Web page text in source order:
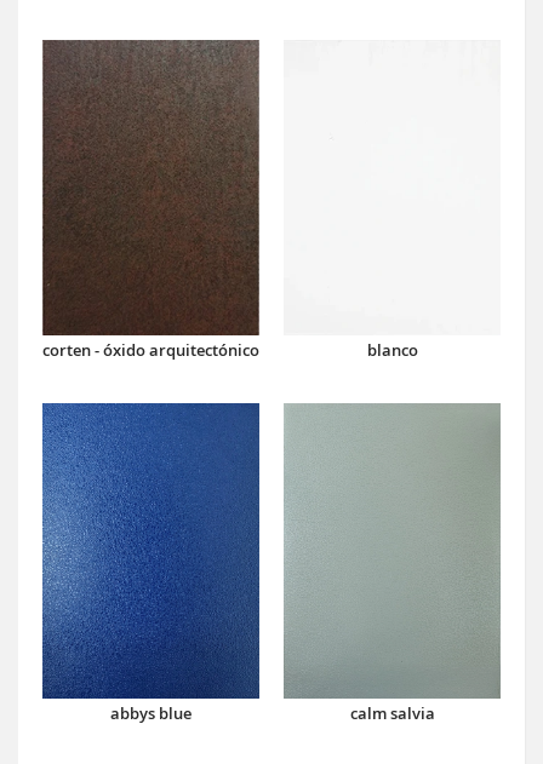
corten - óxido arquitectónico blanco
abbys blue calm salvia